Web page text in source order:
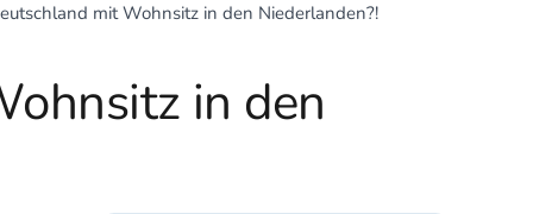
mit Wohnsitz in den Niederlanden?!
in den